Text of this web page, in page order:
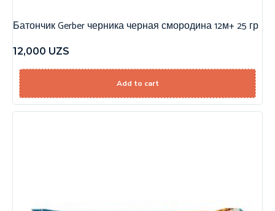
Батончик Gerber черника черная смородина 12м+ 25 гр
12,000 UZS
Add to cart